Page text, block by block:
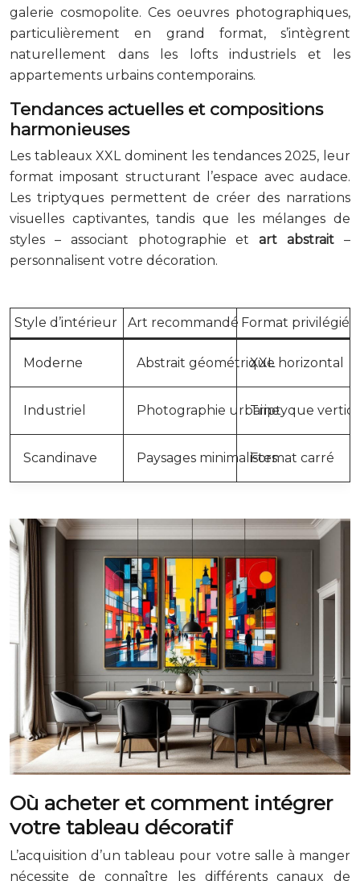
galerie cosmopolite. Ces oeuvres photographiques,
particulièrement en grand format, s’intègrent
naturellement dans les lofts industriels et les
appartements urbains contemporains.
Tendances actuelles et compositions
harmonieuses
Les tableaux XXL dominent les tendances 2025, leur
format imposant structurant l’espace avec audace.
Les triptyques permettent de créer des narrations
visuelles captivantes, tandis que les mélanges de
styles – associant photographie etart abstrait –
personnalisent votre décoration.
Style d’intérieur Art recommandé Format privilégié
Moderne Abstrait géométriqueXXL horizontal
Industriel Photographie urbaineTriptyque
Scandinave Paysages minimalistesFormat carré
Où acheter et comment intégrer
votre tableau décoratif
L’acquisition d’un tableau pour votre salle à manger
nécessite de connaître les différents canaux de